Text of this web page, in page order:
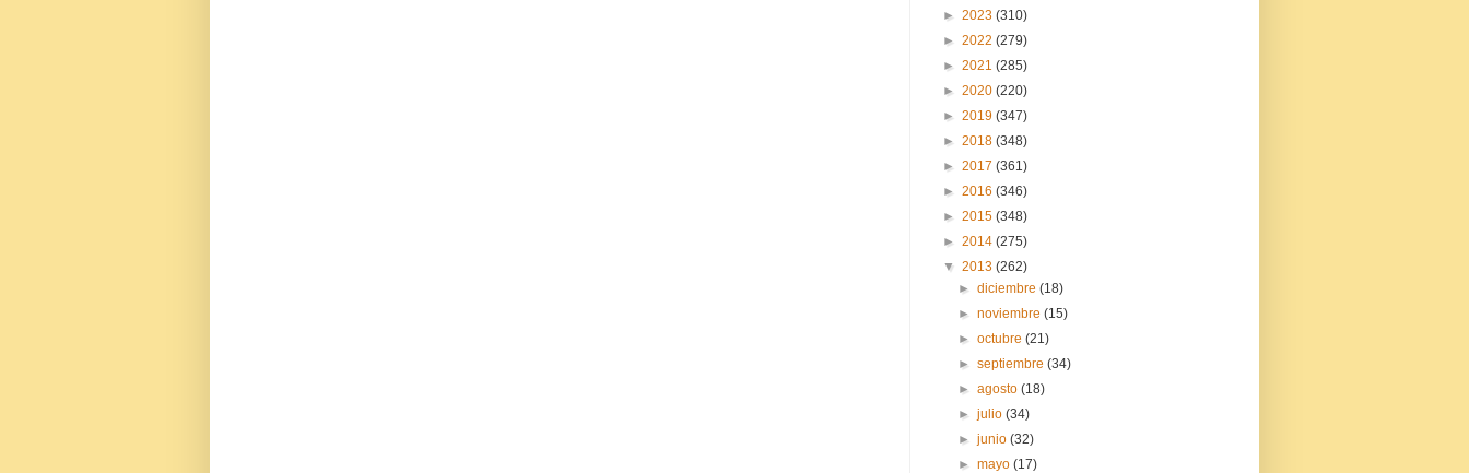
► 2023 (310)
► 2022 (279)
► 2021 (285)
► 2020 (220)
► 2019 (347)
► 2018 (348)
► 2017 (361)
► 2016 (346)
► 2015 (348)
► 2014 (275)
▼ 2013 (262)
►diciembre(18)
►noviembre(15)
►octubre(21)
►septiembre(34)
►agosto(18)
►julio(34)
►junio(32)
►mayo(17)